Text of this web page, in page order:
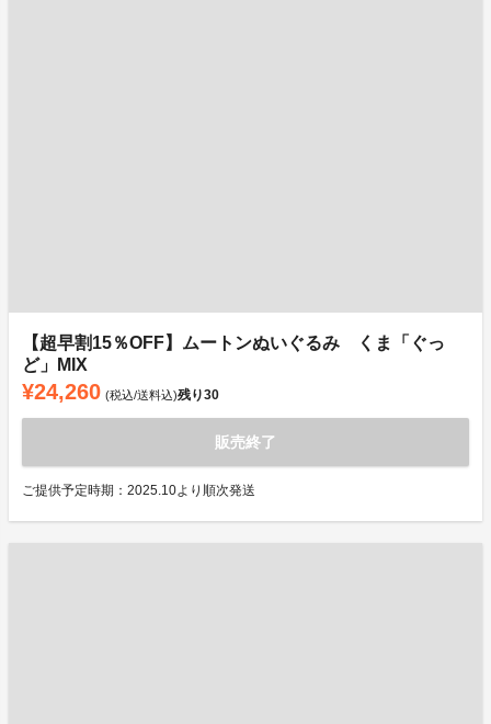
【超早割15％OFF】ムートンぬいぐるみ くま「ぐっ
ど」MIX
¥24,260 (税込/送料込)残り30
販売終了
ご提供予定時期：2025.10より順次発送